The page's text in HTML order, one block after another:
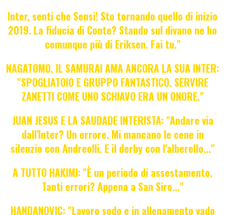
Inter, senti che Sensi! Sto tornando quello di inizio
2019. La fiducia di Conte? Stando sul divano ne ho
comunque più di Eriksen. Fai tu."
NAGATOMO, IL SAMURAI AMA ANCORA LA SUA INTER:
"SPOGLIATOIO E GRUPPO FANTASTICO. SERVIRE
ZANETTI COME UNO SCHIAVO ERA UN ONORE."
JUAN JESUS E LA SAUDADE INTERISTA: "Andare via
dall'Inter? Un errore. Mi mancano le cene in
silenzio con Andreolli. E il derby con l'alberello..."
A TUTTO HAKIMI: "È un periodo di assestamento.
Tanti errori? Appena a San Siro..."
HANDANOVIC: "Lavoro sodo e in allenamento vado